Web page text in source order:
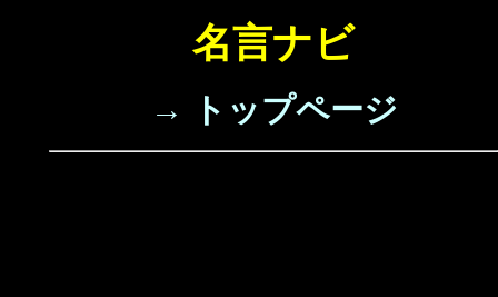
名言ナビ
→ トップページ